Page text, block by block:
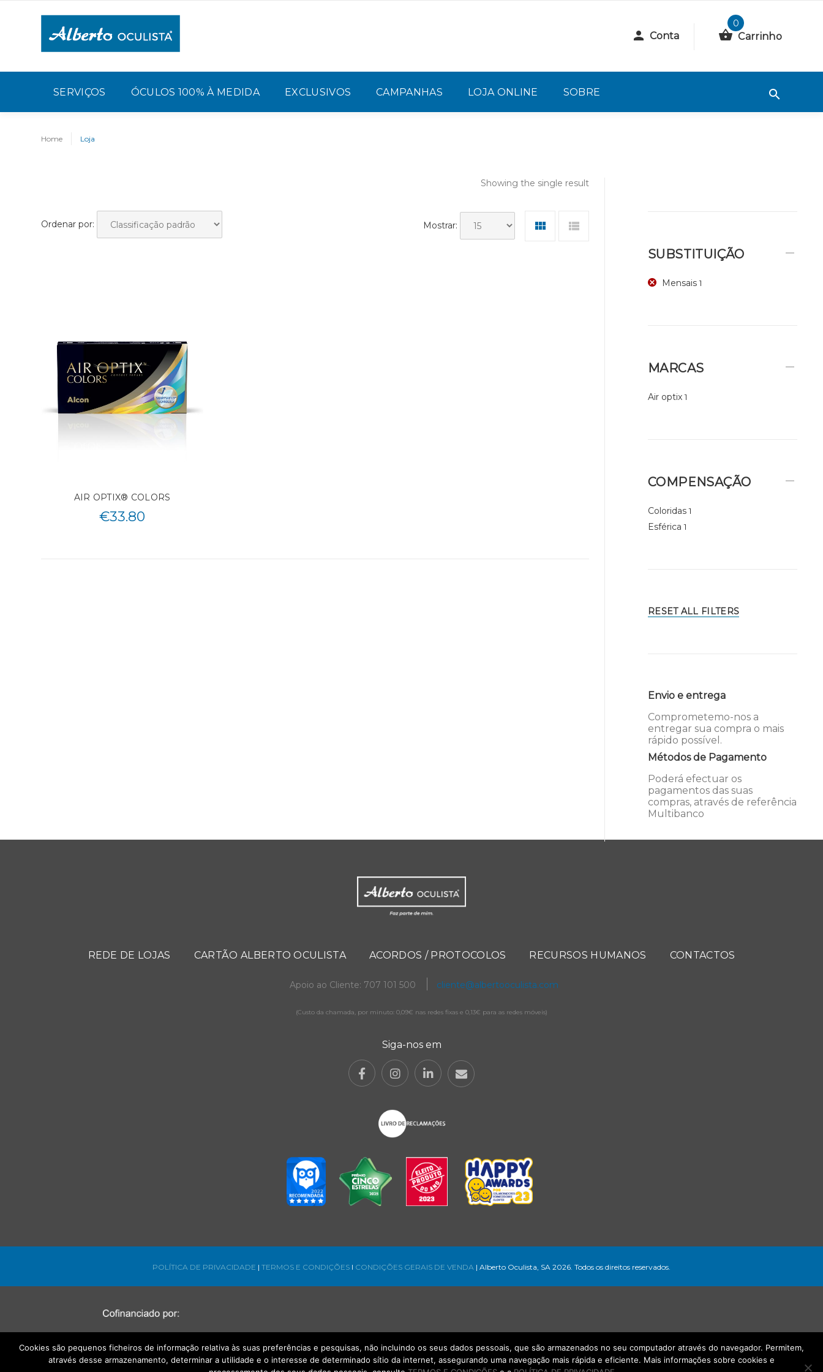
Conta
0
Carrinho
SERVIÇOS ÓCULOS 100% À MEDIDA EXCLUSIVOS CAMPANHAS LOJA ONLINE SOBRE
Home Loja
Showing the single result
Ordenar por: Mostrar:
AIR OPTIX® COLORS
€33.80
SUBSTITUIÇÃO
Mensais 1
MARCAS
Air optix 1
COMPENSAÇÃO
Coloridas 1
Esférica 1
RESET ALL FILTERS
Envio e entrega
Comprometemo-nos a
entregar sua compra o mais
rápido possível.
Métodos de Pagamento
Poderá efectuar os
pagamentos das suas
compras, através de referência
Multibanco
REDE DE LOJAS CARTÃO ALBERTO OCULISTA ACORDOS / PROTOCOLOS RECURSOS HUMANOS CONTACTOS
Apoio ao Cliente: 707 101 500 cliente@albertooculista.com
(Custo da chamada, por minuto: 0,09€ nas redes fixas e 0,13€ para as redes móveis)
Siga-nos em
POLÍTICA DE PRIVACIDADE | TERMOS E CONDIÇÕES l CONDIÇÕES GERAIS DE VENDA | Alberto Oculista, SA 2026. Todos os direitos reservados.
Cookies são pequenos ficheiros de informação relativa às suas preferências e pesquisas, não incluindo os seus dados pessoais, que são armazenados no seu computador através do navegador. Permitem,
através desse armazenamento, determinar a utilidade e o interesse de determinado sítio da internet, assegurando uma navegação mais rápida e eficiente. Mais informações sobre cookies e